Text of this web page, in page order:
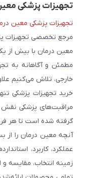
تجهیزات پزشکی
تجهیزات پزشکی معین
مرجع تخصصی تجهیزات
معین درمان با بیش از
مطمئن و آگاهانه به
خارجی، تلاش می‌کنیم
خرید تجهیزات پزشکی
مراقبت‌های پزشکی نقش
گرفته شده است تا هر
آنچه معین درمان را از
عملکرد، کاربرد،
زمینه انتخاب، مقایسه